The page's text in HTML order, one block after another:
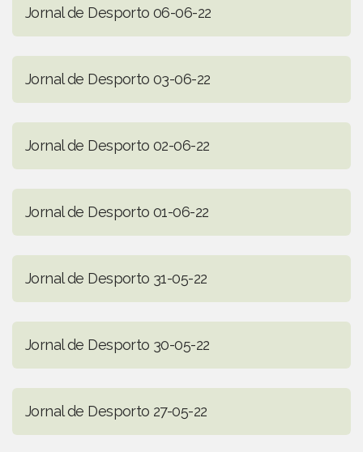
Jornal de Desporto 06-06-22
Jornal de Desporto 03-06-22
Jornal de Desporto 02-06-22
Jornal de Desporto 01-06-22
Jornal de Desporto 31-05-22
Jornal de Desporto 30-05-22
Jornal de Desporto 27-05-22